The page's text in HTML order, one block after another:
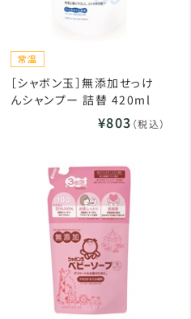
［シャボン玉］無添加せっけ
んシャンプー 詰替 420ml
¥803 （税込）